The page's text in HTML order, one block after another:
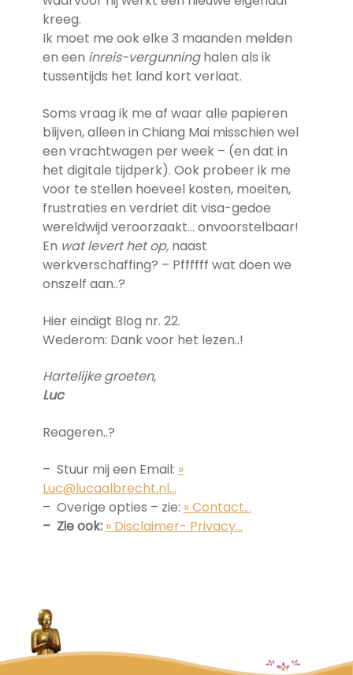
kreeg.
Ik moet me ook elke 3 maanden melden
en een inreis-vergunninghalen als ik
tussentijds het land kort verlaat.
Soms vraag ik me af waar alle papieren
blijven, alleen in Chiang Mai misschien wel
een vrachtwagen per week – (en dat in
het digitale tijdperk). Ook probeer ik me
voor te stellen hoeveel kosten, moeiten,
frustraties en verdriet dit visa-gedoe
wereldwijd veroorzaakt… onvoorstelbaar!
En wat levert het op,naast
werkverschaffing? – Pffffff wat doen we
onszelf aan..?
Hier eindigt Blog nr. 22.
Wederom: Dank voor het lezen..!
Hartelijke groeten,
Luc
Reageren..?
– Stuur mij een Email: »
Luc@lucaalbrecht.nl…
– Overige opties – zie: » Contact…
– Zie ook: » Disclaimer- Privacy…